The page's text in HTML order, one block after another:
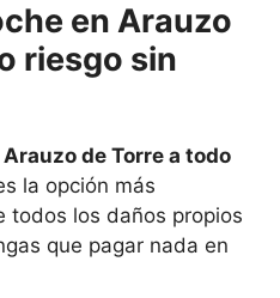
en Arauzo
riesgo sin
de Torre a todo
la opción más
todos los daños propios
que pagar nada en